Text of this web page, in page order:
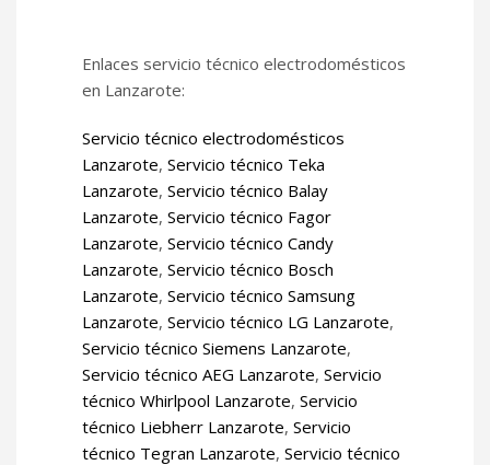
Enlaces servicio técnico electrodomésticos
en Lanzarote:
Servicio técnico electrodomésticos
Lanzarote, Servicio técnico Teka
Lanzarote, Servicio técnico Balay
Lanzarote, Servicio técnico Fagor
Lanzarote, Servicio técnico Candy
Lanzarote, Servicio técnico Bosch
Lanzarote, Servicio técnico Samsung
Lanzarote, Servicio técnico LG Lanzarote,
Servicio técnico Siemens Lanzarote,
Servicio técnico AEG Lanzarote, Servicio
técnico Whirlpool Lanzarote, Servicio
técnico Liebherr Lanzarote, Servicio
técnico Tegran Lanzarote, Servicio técnico